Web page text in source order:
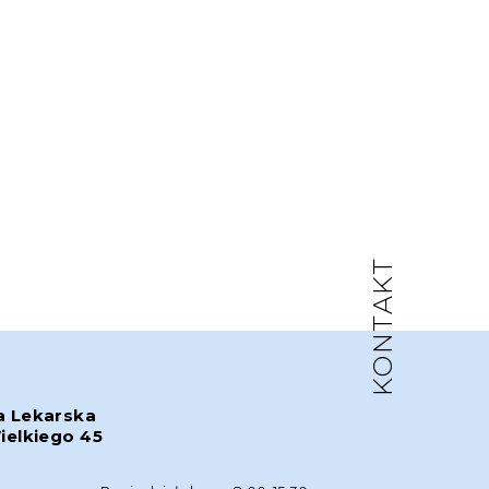
KONTAKT
Lekarska
45